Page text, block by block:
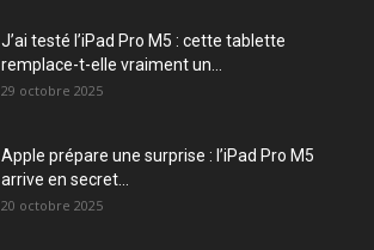
J’ai testé l’iPad Pro M5 : cette tablette
remplace-t-elle vraiment un...
29 octobre 2025
Apple prépare une surprise : l’iPad Pro M5
arrive en secret...
20 octobre 2025